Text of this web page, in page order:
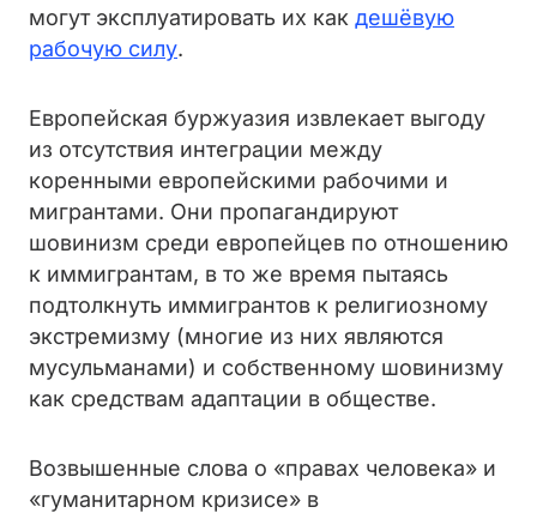
могут эксплуатировать их как дешёвую
рабочую силу.
Европейская буржуазия извлекает выгоду
из отсутствия интеграции между
коренными европейскими рабочими и
мигрантами. Они пропагандируют
шовинизм среди европейцев по отношению
к иммигрантам, в то же время пытаясь
подтолкнуть иммигрантов к религиозному
экстремизму (многие из них являются
мусульманами) и собственному шовинизму
как средствам адаптации в обществе.
Возвышенные слова о «правах человека» и
«гуманитарном кризисе» в